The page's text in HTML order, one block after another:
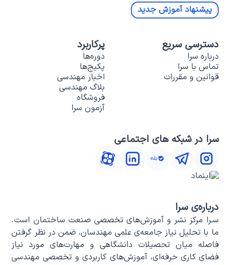
پیشنهاد آموزش جدید
دسترسی سریع
درباره سرا
تماس با سرا
قوانین و مقررات
پرکاربرد
دوره‌ها
پکیج‌ها
اخبار مهندسی
بلاگ مهندسی
فروشگاه
آزمون سرا
سرا در شبکه های اجتماعی
درباره‌ی سرا
سـرا مرکز نشر و آموزش‌های تخصصی صنعت ساختمان است.
ما با تحلیل نیاز جامعه‌ی علمی مهندسان، ضمن در نظر گرفتن
فاصله میان تحصیلات دانشگاهی و مهارت‌های مورد نیاز
فضای کاری حرفه‌ای، آموزش‌های کاربردی و تخصصی مهندسی